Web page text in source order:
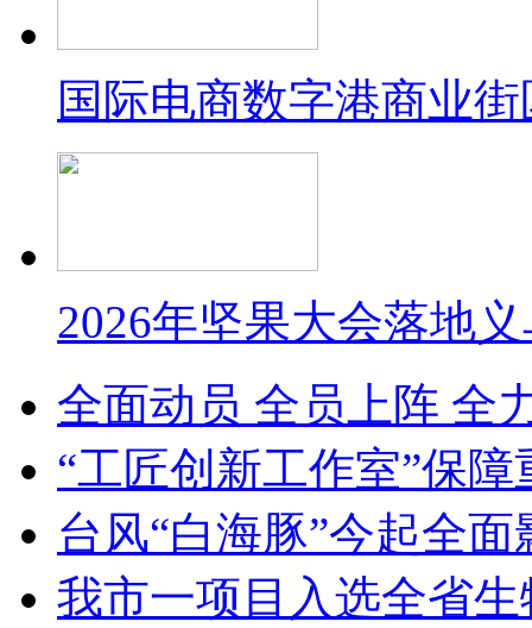
国际电商数字港商业
2026年坚果大会落地
全面动员 全员上阵 全
“工匠创新工作室”保
台风“白海豚”今起全面
我市一项目入选全省